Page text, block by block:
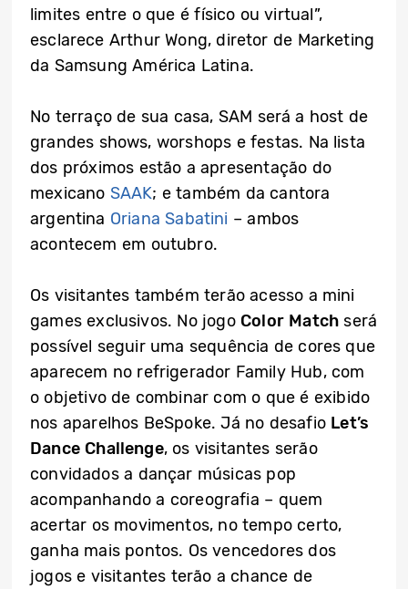
limites entre o que é físico ou virtual”,
esclarece Arthur Wong, diretor de Marketing
da Samsung América Latina.
No terraço de sua casa, SAM será a host de
grandes shows, worshops e festas. Na lista
dos próximos estão a apresentação do
mexicano SAAK; e também da cantora
argentina Oriana Sabatini – ambos
acontecem em outubro.
Os visitantes também terão acesso a mini
games exclusivos. No jogo Color Matchserá
possível seguir uma sequência de cores que
aparecem no refrigerador Family Hub, com
o objetivo de combinar com o que é exibido
nos aparelhos BeSpoke. Já no desafio Let’s
Dance Challenge, os visitantes serão
convidados a dançar músicas pop
acompanhando a coreografia – quem
acertar os movimentos, no tempo certo,
ganha mais pontos. Os vencedores dos
jogos e visitantes terão a chance de